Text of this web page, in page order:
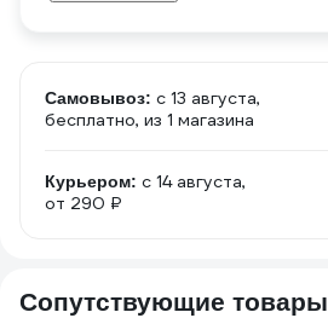
Самовывоз: c 13 августа,
бесплатно, из 1 магазина
Курьером: c 14 августа,
от 290 ₽
Сопутствующие товары